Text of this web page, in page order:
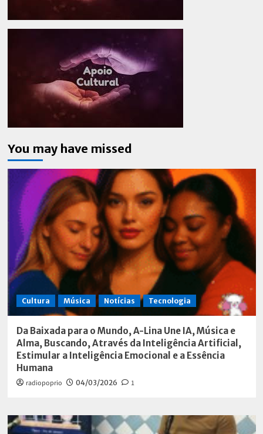
You may have missed
Cultura Música Notícias Tecnologia
Da Baixada para o Mundo, A-Lina Une IA, Música e
Alma, Buscando, Através da Inteligência Artificial,
Estimular a Inteligência Emocional e a Essência
Humana
radiopoprio 04/03/2026 1